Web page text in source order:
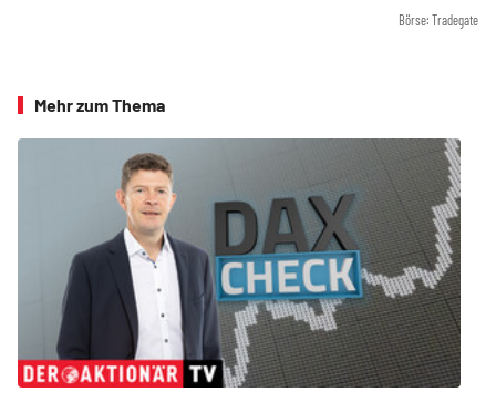
Börse: Tradegate
Mehr zum Thema